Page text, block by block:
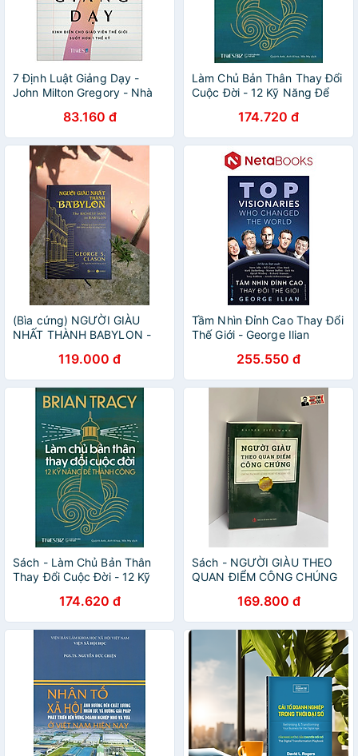
7 Định Luật Giảng Dạy -
John Milton Gregory - Nhà
83.160 đ
Làm Chủ Bản Thân Thay Đổi
Cuộc Đời - 12 Kỹ Năng Để
NXB Thế Giới - Times
174.720 đ
(Bìa cứng) NGƯỜI GIÀU
NHẤT THÀNH BABYLON -
Nguyễn Mạnh Hùng Dịch -
Thaihabooks
119.000 đ
Tầm Nhìn Đỉnh Cao Thay Đổi
Thế Giới - George Ilian
255.550 đ
Sách - Làm Chủ Bản Thân
Thay Đổi Cuộc Đời - 12 Kỹ
Tracy - NXB Thế Giới -
Times
174.620 đ
Sách - NGƯỜI GIÀU THEO
QUAN ĐIỂM CÔNG CHÚNG
Thức (Bìa mềm)
169.800 đ